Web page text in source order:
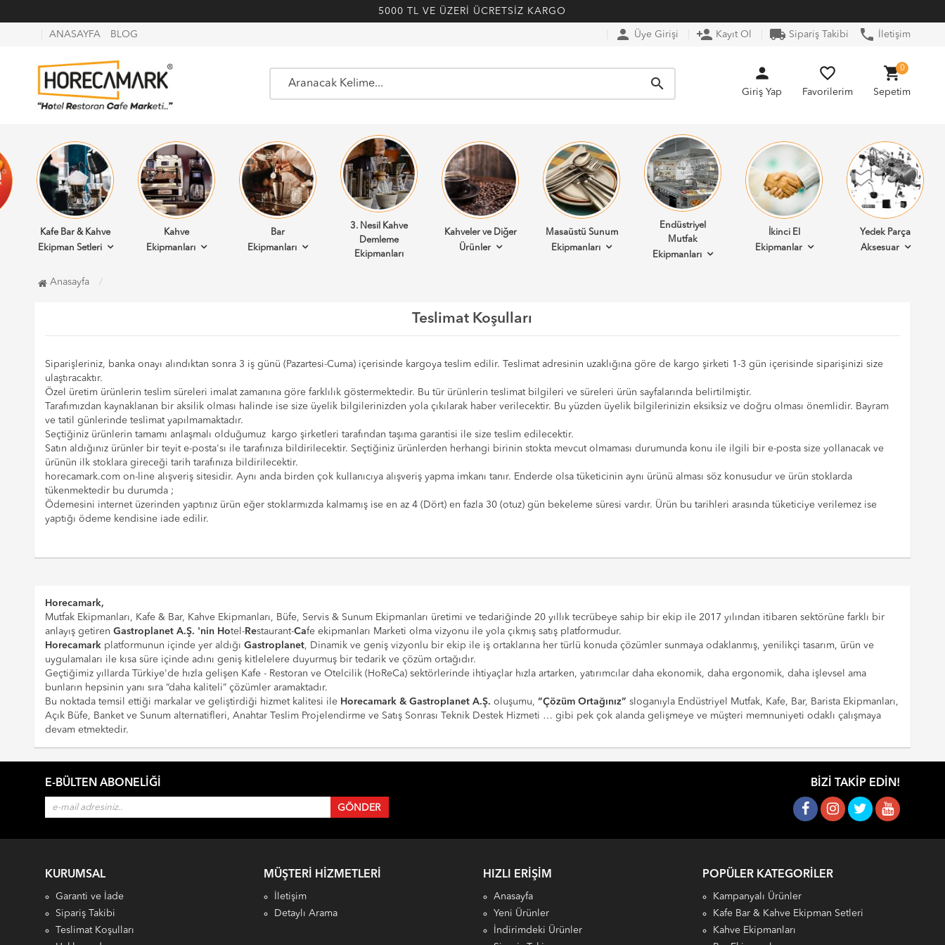
5000 TL VE ÜZERİ ÜCRETSİZ KARGO
ANASAYFA BLOG person Üye Girişi person_add Kayıt Ol local_shipping Sipariş Takibi phone İletişim
search
person
Giriş Yap
favorite_border
Favorilerim
shopping_cart
Sepetim
0
Kafe Bar & Kahve
Ekipman Setleri
Kahve
Ekipmanları
Bar
Ekipmanları
3. Nesil Kahve
Demleme
Ekipmanları
Kahveler ve Diğer
Ürünler
Masaüstü Sunum
Ekipmanları
Endüstriyel
Mutfak
Ekipmanları
İkinci El
Ekipmanlar
Yedek Parça
Aksesuar
Anasayfa
Teslimat Koşulları
Siparişleriniz, banka onayı alındıktan sonra 3 iş günü (Pazartesi-Cuma) içerisinde kargoya teslim edilir. Teslimat adresinin uzaklığına göre de kargo şirketi 1-3 gün içerisinde siparişinizi size
ulaştıracaktır.
Özel üretim ürünlerin teslim süreleri imalat zamanına göre farklılık göstermektedir. Bu tür ürünlerin teslimat bilgileri ve süreleri ürün sayfalarında belirtilmiştir.
Tarafımızdan kaynaklanan bir aksilik olması halinde ise size üyelik bilgilerinizden yola çıkılarak haber verilecektir. Bu yüzden üyelik bilgilerinizin eksiksiz ve doğru olması önemlidir. Bayram
ve tatil günlerinde teslimat yapılmamaktadır.
Seçtiğiniz ürünlerin tamamı anlaşmalı olduğumuz kargo şirketleri tarafından taşıma garantisi ile size teslim edilecektir.
Satın aldığınız ürünler bir teyit e-posta'sı ile tarafınıza bildirilecektir. Seçtiğiniz ürünlerden herhangi birinin stokta mevcut olmaması durumunda konu ile ilgili bir e-posta size yollanacak ve
ürünün ilk stoklara gireceği tarih tarafınıza bildirilecektir.
horecamark.com on-line alışveriş sitesidir. Aynı anda birden çok kullanıcıya alışveriş yapma imkanı tanır. Enderde olsa tüketicinin aynı ürünü alması söz konusudur ve ürün stoklarda
tükenmektedir bu durumda ;
Ödemesini internet üzerinden yaptınız ürün eğer stoklarmızda kalmamış ise en az 4 (Dört) en fazla 30 (otuz) gün bekeleme süresi vardır. Ürün bu tarihleri arasında tüketiciye verilemez ise
yaptığı ödeme kendisine iade edilir.
Horecamark,
Mutfak Ekipmanları, Kafe & Bar, Kahve Ekipmanları, Büfe, Servis & Sunum Ekipmanları üretimi ve tedariğinde 20 yıllık tecrübeye sahip bir ekip ile 2017 yılından itibaren sektörüne farklı bir
anlayış getiren Gastroplanet A.Ş. 'nin Hotel-Restaurant-Cafe ekipmanları Marketi olma vizyonu ile yola çıkmış satış platformudur.
Horecamarkplatformunun içinde yer aldığı Gastroplanet, Dinamik ve geniş vizyonlu bir ekip ile iş ortaklarına her türlü konuda çözümler sunmaya odaklanmış, yenilikçi tasarım, ürün ve
uygulamaları ile kısa süre içinde adını geniş kitlelelere duyurmuş bir tedarik ve çözüm ortağıdır.
Geçtiğimiz yıllarda Türkiye'de hızla gelişen Kafe - Restoran ve Otelcilik (HoReCa) sektörlerinde ihtiyaçlar hızla artarken, yatırımcılar daha ekonomik, daha ergonomik, daha işlevsel ama
bunların hepsinin yanı sıra “daha kaliteli” çözümler aramaktadır.
Bu noktada temsil ettiği markalar ve geliştirdiği hizmet kalitesi ile Horecamark & Gastroplanet A.Ş. oluşumu, “Çözüm Ortağınız” sloganıyla Endüstriyel Mutfak, Kafe, Bar, Barista Ekipmanları,
Açık Büfe, Banket ve Sunum alternatifleri, Anahtar Teslim Projelendirme ve Satış Sonrası Teknik Destek Hizmeti … gibi pek çok alanda gelişmeye ve müşteri memnuniyeti odaklı çalışmaya
devam etmektedir.
E-BÜLTEN ABONELIĞI BIZI TAKIP EDIN!
KURUMSAL
Garanti ve İade
Sipariş Takibi
Teslimat Koşulları
MÜŞTERI HIZMETLERI
İletişim
Detaylı Arama
HIZLI ERIŞIM
Anasayfa
Yeni Ürünler
İndirimdeki Ürünler
POPÜLER KATEGORILER
Kampanyalı Ürünler
Kafe Bar & Kahve Ekipman Setleri
Kahve Ekipmanları